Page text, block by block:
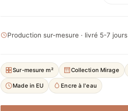
Production sur-mesure · livré 5-7 jours
Sur-mesure m² Collection Mirage
Made in EU Encre à l'eau